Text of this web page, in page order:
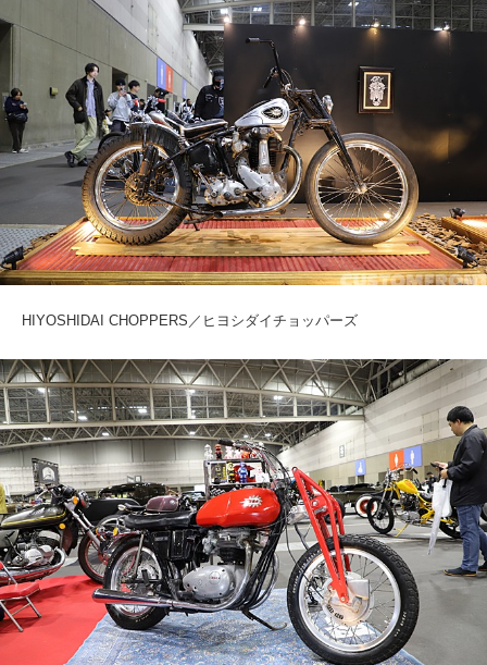
HIYOSHIDAI CHOPPERS／ヒヨシダイチョッパーズ